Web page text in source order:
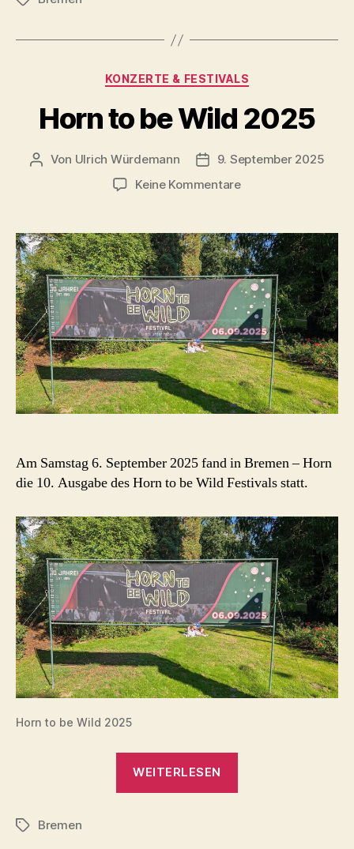
–
Bremen
2025“
Kategorien
KONZERTE & FESTIVALS
Horn to be Wild 2025
Beitragsautor
Von Ulrich Würdemann Beitragsdatum
9. September 2025
Keine Kommentarezu
be
Wild
2025
Am Samstag 6. September 2025 fand in Bremen – Horn
die 10. Ausgabe des Horn to be Wild Festivals statt.
Horn to be Wild 2025
WEITERLESEN
Schlagwörter
Bremen